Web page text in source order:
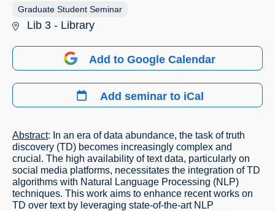
Graduate Student Seminar
Lib 3 - Library
Add to Google Calendar
Add seminar to iCal
Abstract: In an era of data abundance, the task of truth
discovery (TD) becomes increasingly complex and
crucial. The high availability of text data, particularly on
social media platforms, necessitates the integration of TD
algorithms with Natural Language Processing (NLP)
techniques. This work aims to enhance recent works on
TD over text by leveraging state-of-the-art NLP